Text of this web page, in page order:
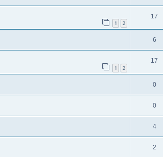
1 2
17
6
1 2
17
0
0
4
2